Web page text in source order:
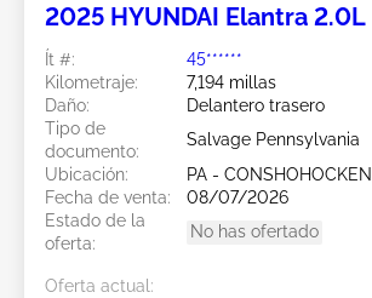
2025 HYUNDAI Elantra 2.0L
Ít #:
45******
Kilometraje:
7,194 millas
Daño:
Delantero trasero
Tipo de
documento:
Salvage Pennsylvania
Ubicación:
PA - CONSHOHOCKEN
Fecha de venta:
08/07/2026
Estado de la
oferta:
No has ofertado
Oferta actual: